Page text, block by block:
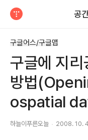
공
구글어스/구글맵
구글에 지
방법
ospatial
하늘이푸른오늘 2008. 10.